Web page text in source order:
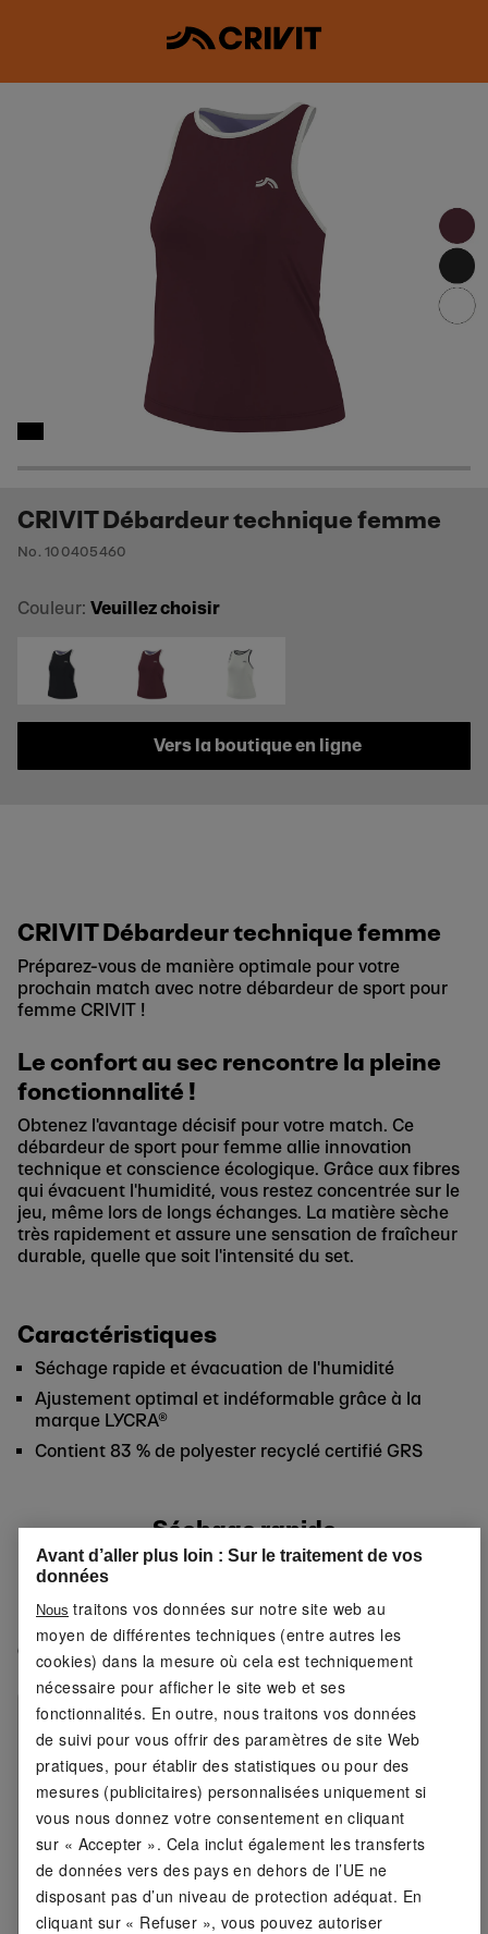
CRIVIT Débardeur technique femme
No. 100405460
Couleur: Veuillez choisir
Vers la boutique en ligne
CRIVIT Débardeur technique femme
Préparez-vous de manière optimale pour votre
prochain match avec notre débardeur de sport pour
femme CRIVIT !
Le confort au sec rencontre la pleine
fonctionnalité !
Obtenez l'avantage décisif pour votre match. Ce
débardeur de sport pour femme allie innovation
technique et conscience écologique. Grâce aux fibres
qui évacuent l'humidité, vous restez concentrée sur le
jeu, même lors de longs échanges. La matière sèche
très rapidement et assure une sensation de fraîcheur
durable, quelle que soit l'intensité du set.
Caractéristiques
Séchage rapide et évacuation de l'humidité
Ajustement optimal et indéformable grâce à la
marque LYCRA®
Contient 83 % de polyester recyclé certifié GRS
Séchage rapide
Évacuation de l'humidité
Caractéristiques du produit
Couleurs : noir ; bordeaux ; blanc
Fonction :
séchage rapide et évacuation de
l'humidité
Encolure : col rond
Composition:
83 % polyester (recyclé*), 17 %
élasthanne (LYCRA®)
Avant d’aller plus loin : Sur le traitement de vos
données
Nous traitons vos données sur notre site web au
moyen de différentes techniques (entre autres les
cookies) dans la mesure où cela est techniquement
nécessaire pour afficher le site web et ses
fonctionnalités. En outre, nous traitons vos données
de suivi pour vous offrir des paramètres de site Web
pratiques, pour établir des statistiques ou pour des
mesures (publicitaires) personnalisées uniquement si
vous nous donnez votre consentement en cliquant
sur « Accepter ». Cela inclut également les transferts
de données vers des pays en dehors de l’UE ne
disposant pas d’un niveau de protection adéquat. En
cliquant sur « Refuser », vous pouvez autoriser